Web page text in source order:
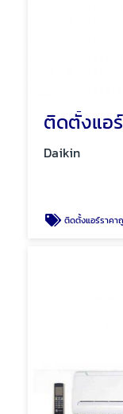
ติดตั้งแอ
Daikin
ติดตั้งแอร์ราคาถู